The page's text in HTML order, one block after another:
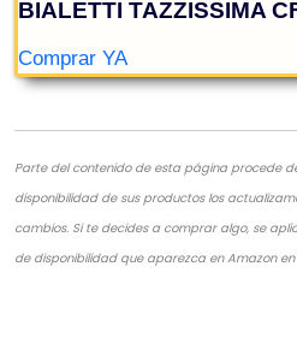
Parte del contenido de esta página procede
disponibilidad de sus productos los
cambios. Si te decides a comprar algo, se
de disponibilidad que aparezca en Amazon